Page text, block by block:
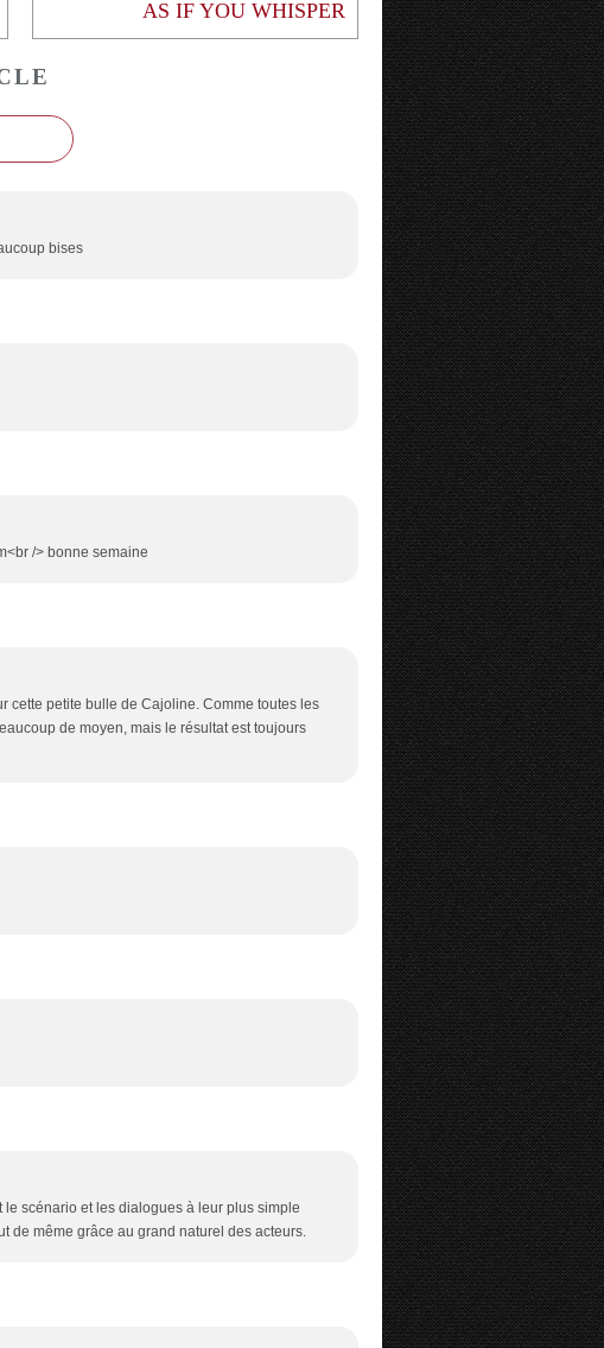
AS IF YOU WHISPER
bises
/> bonne semaine
cette petite bulle de Cajoline. Comme toutes les
de moyen, mais le résultat est toujours
scénario et les dialogues à leur plus simple
de même grâce au grand naturel des acteurs.